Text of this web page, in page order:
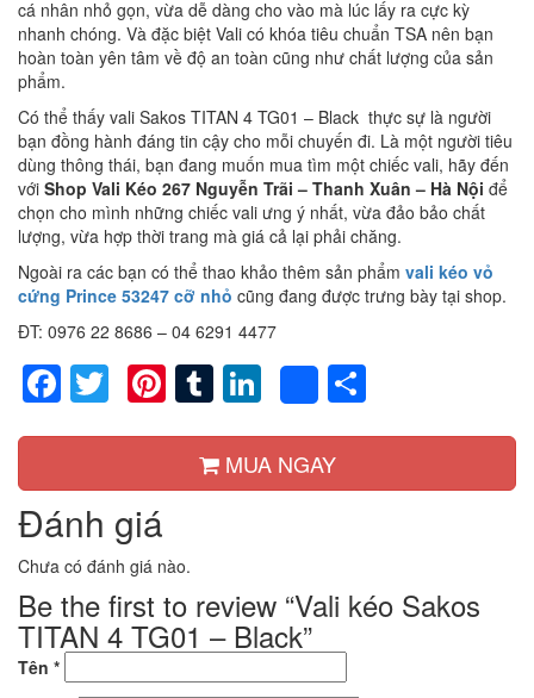
cá nhân nhỏ gọn, vừa dễ dàng cho vào mà lúc lấy ra cực kỳ
nhanh chóng. Và đặc biệt Vali có khóa tiêu chuẩn TSA nên bạn
hoàn toàn yên tâm về độ an toàn cũng như chất lượng của sản
phẩm.
Có thể thấy vali Sakos TITAN 4 TG01 – Black thực sự là người
bạn đồng hành đáng tin cậy cho mỗi chuyến đi. Là một người tiêu
dùng thông thái, bạn đang muốn mua tìm một chiếc vali, hãy đến
với Shop Vali Kéo 267 Nguyễn Trãi – Thanh Xuân – Hà Nội để
chọn cho mình những chiếc vali ưng ý nhất, vừa đảo bảo chất
lượng, vừa hợp thời trang mà giá cả lại phải chăng.
Ngoài ra các bạn có thể thao khảo thêm sản phẩm vali kéo vỏ
cứng Prince 53247 cỡ nhỏ cũng đang được trưng bày tại shop.
ĐT: 0976 22 8686 – 04 6291 4477
Facebook
TwitterPinterest
TumblrLinkedIn
Share
MUA NGAY
Đánh giá
Chưa có đánh giá nào.
Be the first to review “Vali kéo Sakos
TITAN 4 TG01 – Black”
Tên *